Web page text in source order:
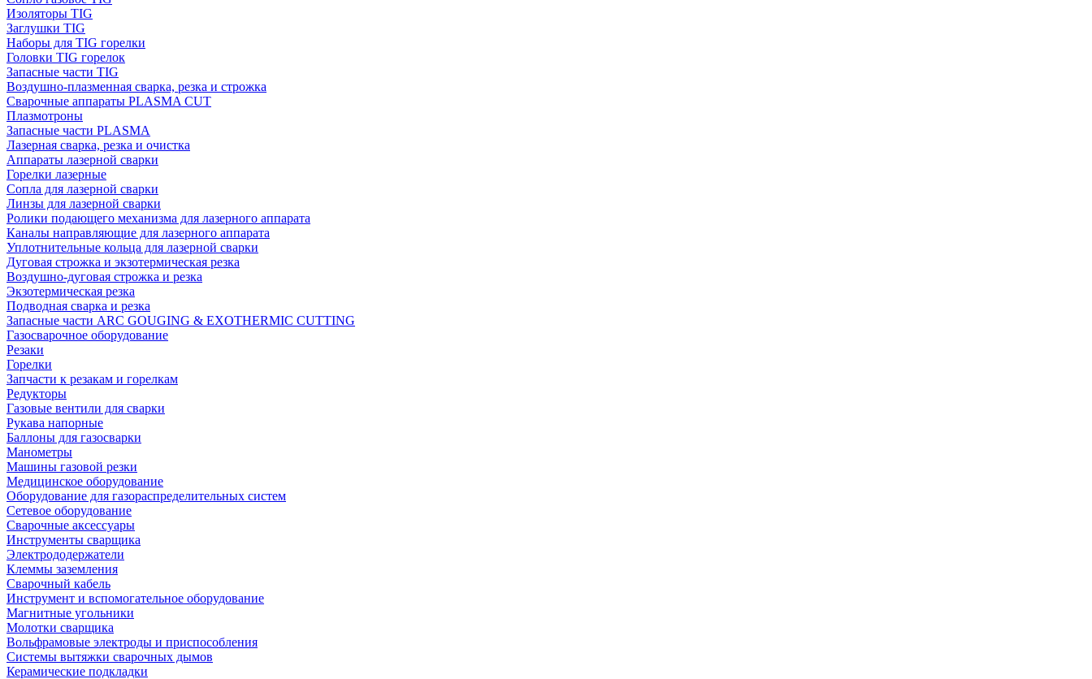
Изоляторы TIG
Заглушки TIG
Наборы для TIG горелки
Головки TIG горелок
Запасные части TIG
Воздушно-плазменная сварка, резка и строжка
Сварочные аппараты PLASMA CUT
Плазмотроны
Запасные части PLASMA
Лазерная сварка, резка и очистка
Аппараты лазерной сварки
Горелки лазерные
Сопла для лазерной сварки
Линзы для лазерной сварки
Ролики подающего механизма для лазерного аппарата
Каналы направляющие для лазерного аппарата
Уплотнительные кольца для лазерной сварки
Дуговая строжка и экзотермическая резка
Воздушно-дуговая строжка и резка
Экзотермическая резка
Подводная сварка и резка
Запасные части ARC GOUGING & EXOTHERMIC CUTTING
Газосварочное оборудование
Резаки
Горелки
Запчасти к резакам и горелкам
Редукторы
Газовые вентили для сварки
Рукава напорные
Баллоны для газосварки
Манометры
Машины газовой резки
Медицинское оборудование
Оборудование для газораспределительных систем
Сетевое оборудование
Сварочные аксессуары
Инструменты сварщика
Электрододержатели
Клеммы заземления
Сварочный кабель
Инструмент и вспомогательное оборудование
Магнитные угольники
Молотки сварщика
Вольфрамовые электроды и приспособления
Системы вытяжки сварочных дымов
Керамические подкладки